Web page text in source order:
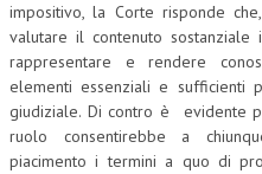
impositivo, la Corte risponde
valutare il contenuto sostanziale
rappresentare e rendere
elementi essenziali e sufficienti
giudiziale. Di contro è evidente
ruolo consentirebbe a
piacimento i termini a quo di